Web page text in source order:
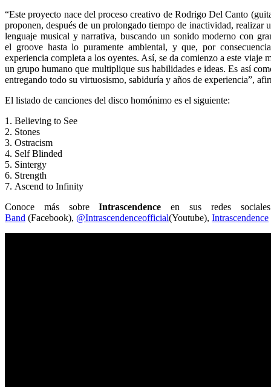
“Este proyecto nace del proceso creativo de Rodrigo Del Canto
proponen, después de un prolongado tiempo de inactividad, realizar
lenguaje musical y narrativa, buscando un sonido moderno con
el groove hasta lo puramente ambiental, y que, por
experiencia completa a los oyentes. Así, se da comienzo a este viaje
un grupo humano que multiplique sus habilidades e ideas. Es así
entregando todo su virtuosismo, sabiduría y años de experiencia”,
El listado de canciones del disco homónimo es el siguiente:
1. Believing to See
2. Stones
3. Ostracism
4. Self Blinded
5. Sintergy
6. Strength
7. Ascend to Infinity
Conoce más sobreIntrascendenceen sus redes
Band (Facebook), @Intrascendenceofficial(Youtube), Intrascendence